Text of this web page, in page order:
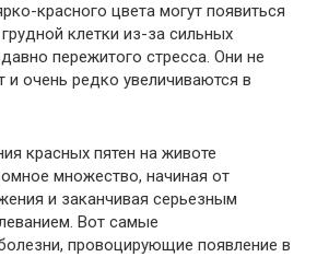
красного цвета могут появиться
клетки из-за сильных
пережитого стресса. Они не
и очень редко увеличиваются в
красных пятен на животе
множество, начиная от
и заканчивая серьезным
Вот самые
провоцирующие появление в